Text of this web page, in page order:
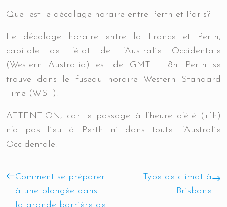
Quel est le décalage horaire entre Perth et Paris?
Le décalage horaire entre la France et Perth,
capitale de l’état de l’Australie Occidentale
(Western Australia) est de GMT + 8h. Perth se
trouve dans le fuseau horaire Western Standard
Time (WST).
ATTENTION, car le passage à l’heure d’été (+1h)
n’a pas lieu à Perth ni dans toute l’Australie
Occidentale.
Comment se préparer
à une plongée dans
Type de climat à
Brisbane